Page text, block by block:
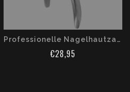
Professionelle Nagelhautzange EXPERT 72 - 7 ММ
€28,95